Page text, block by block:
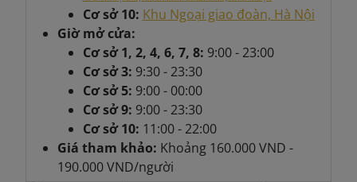
Cơ sở 10: Khu Ngoại giao đoàn, Hà Nội
Giờ mở cửa:
Cơ sở 1, 2, 4, 6, 7, 8: 9:00 - 23:00
Cơ sở 3: 9:30 - 23:30
Cơ sở 5: 9:00 - 00:00
Cơ sở 9: 9:00 - 23:30
Cơ sở 10: 11:00 - 22:00
Giá tham khảo: Khoảng 160.000 VND -
190.000 VND/người